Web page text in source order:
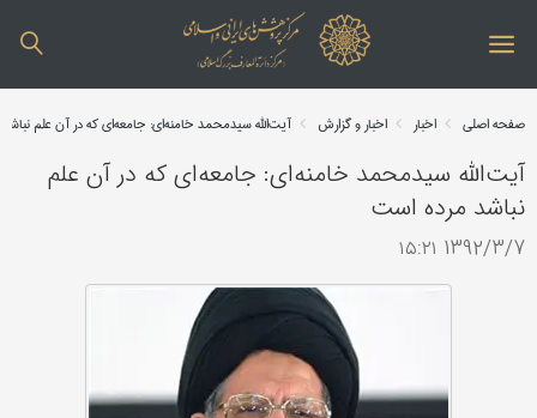
صفحه اصلی اخبار اخبار و گزارش آیت‌الله سیدمحمد خامنه‌ای: جامعه‌ای که در آن علم
آیت‌الله سیدمحمد خامنه‌ای: جامعه‌ای که در آن علم
نباشد مرده است
1392/3/7 ۱۵:۲۱